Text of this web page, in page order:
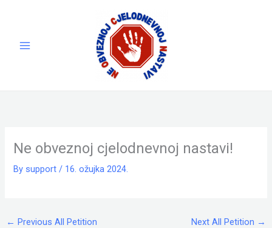
Ne obveznoj cjelodnevnoj nastavi!
By support/ 16. ožujka 2024.
← Previous All Petition Next All Petition →